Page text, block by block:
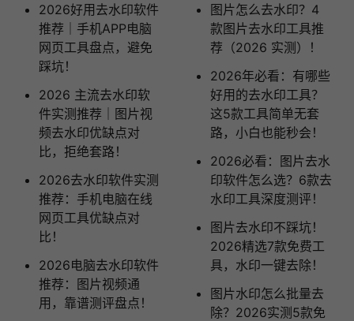
2026好用去水印软件
推荐｜手机APP电脑
网页工具盘点，避免
踩坑！
2026 主流去水印软
件实测推荐｜图片视
频去水印优缺点对
比，拒绝套路！
2026去水印软件实测
推荐：手机电脑在线
网页工具优缺点对
比！
2026电脑去水印软件
推荐：图片视频通
用，靠谱测评盘点！
图片怎么去水印？4
款图片去水印工具推
荐（2026 实测）！
2026年必看：有哪些
好用的去水印工具？
这5款工具简单无套
路，小白也能秒会！
2026必看：图片去水
印软件怎么选？6款去
水印工具深度测评！
图片去水印不踩坑！
2026精选7款免费工
具，水印一键去除！
图片水印怎么批量去
除？2026实测5款免